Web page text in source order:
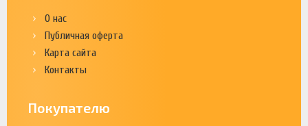
О нас
Публичная оферта
Карта сайта
Контакты
Покупателю